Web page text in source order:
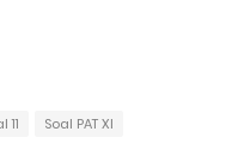
11 Soal PAT XI